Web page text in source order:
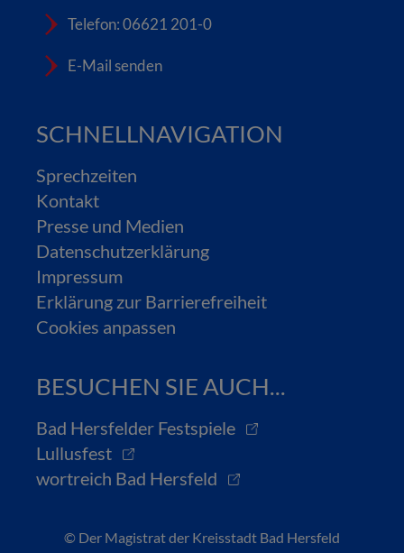
Telefon: 06621 201-0
E-Mail senden
SCHNELLNAVIGATION
Sprechzeiten
Kontakt
Presse und Medien
Datenschutzerklärung
Impressum
Erklärung zur Barrierefreiheit
Cookies anpassen
BESUCHEN SIE AUCH...
Bad Hersfelder Festspiele
Lullusfest
wortreich Bad Hersfeld
© Der Magistrat der Kreisstadt Bad Hersfeld